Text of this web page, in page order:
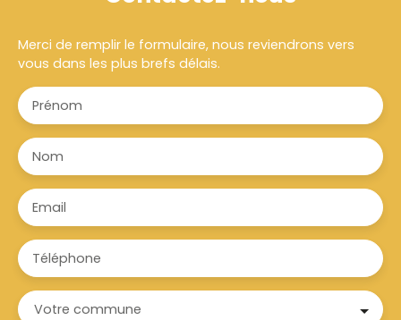
Merci de remplir le formulaire, nous reviendrons vers
vous dans les plus brefs délais.
Prénom
Nom
Email
Téléphone
Votre commune